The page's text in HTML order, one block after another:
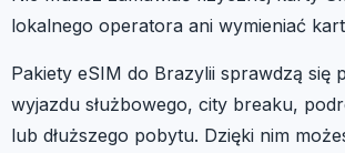
lokalnego operatora ani wymieniać
Pakiety eSIM do Brazylii sprawdzą się
wyjazdu służbowego, city breaku,
lub dłuższego pobytu. Dzięki nim